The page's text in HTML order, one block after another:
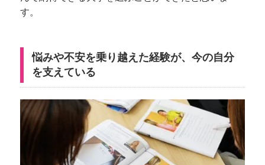
す。
悩みや不安を乗り越えた経験が、今の自分
を支えている